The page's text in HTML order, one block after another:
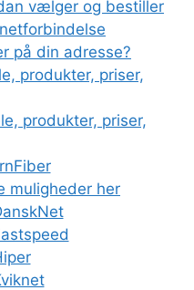
vælger og bestiller
på din adresse?
produkter, priser,
produkter, priser,
muligheder her